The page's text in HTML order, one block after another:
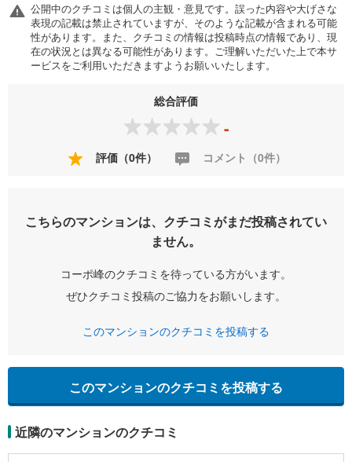
公開中のクチコミは個人の主観・意見です。誤った内容や大げさな
表現の記載は禁止されていますが、そのような記載が含まれる可能
性があります。また、クチコミの情報は投稿時点の情報であり、現
在の状況とは異なる可能性があります。ご理解いただいた上で本サ
ービスをご利用いただきますようお願いいたします。
総合評価
-
評価（0件） コメント（0件）
こちらのマンションは、クチコミがまだ投稿されてい
ません。
コーポ峰のクチコミを待っている方がいます。
ぜひクチコミ投稿のご協力をお願いします。
このマンションのクチコミを投稿する
このマンションのクチコミを投稿する
近隣のマンションのクチコミ